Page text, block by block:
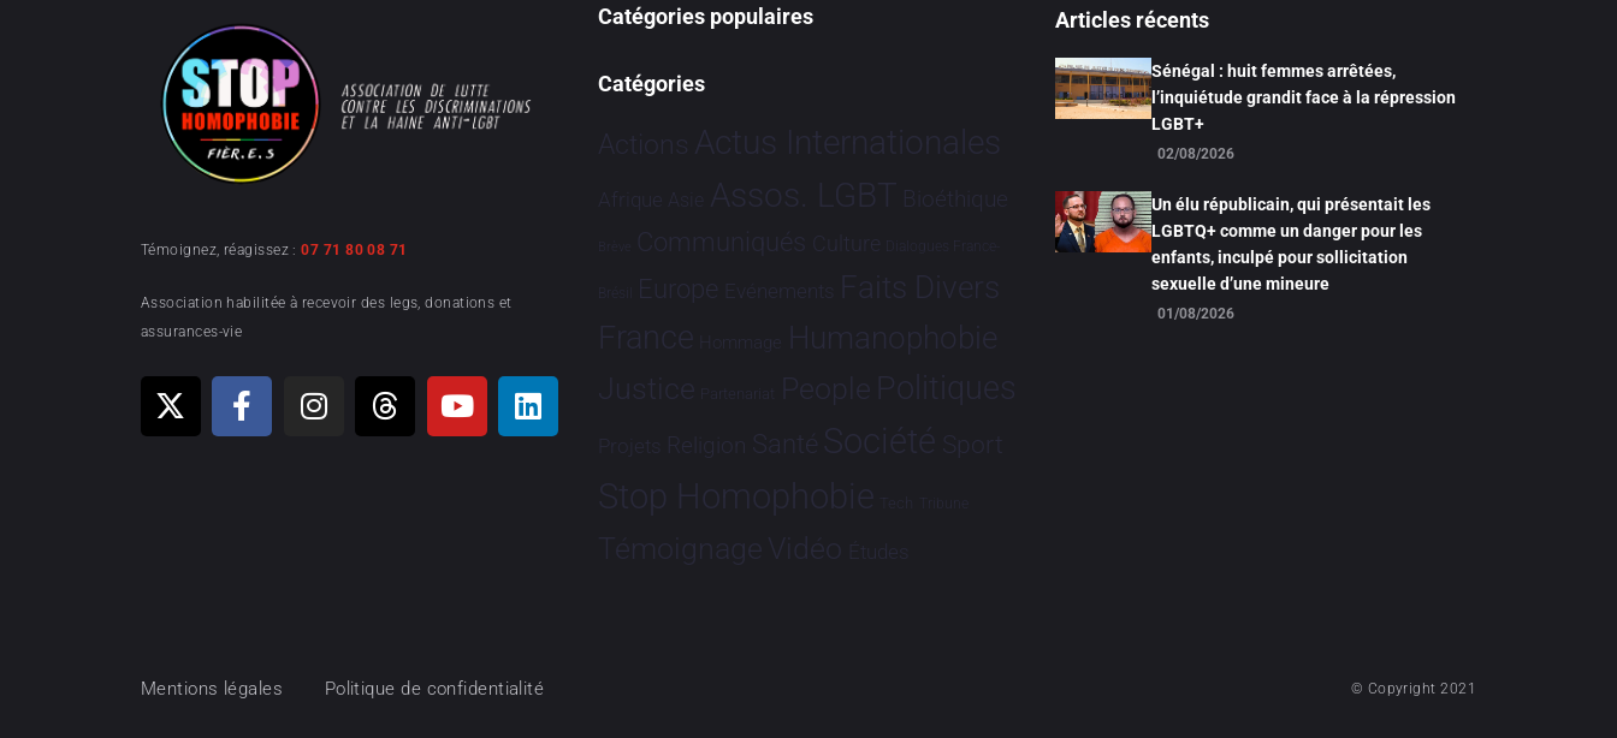
Témoignez, réagissez :07 71 80 08 71
Association habilitée à recevoir des legs, donations et
assurances-vie
Catégories populaires
Catégories
Actions Actus Internationales
Afrique Asie Assos. LGBT Bioéthique
Brève Communiqués Culture Dialogues France-
Brésil Europe Evénements Faits Divers
France Hommage Humanophobie
Justice Partenariat People Politiques
Projets Religion Santé Société Sport
Stop Homophobie Tech Tribune
Témoignage Vidéo Études
Articles récents
Sénégal : huit femmes arrêtées,
l’inquiétude grandit face à la répression
LGBT+
02/08/2026
Un élu républicain, qui présentait les
LGBTQ+ comme un danger pour les
enfants, inculpé pour sollicitation
sexuelle d’une mineure
01/08/2026
Mentions légales Politique de confidentialité © Copyright 2021